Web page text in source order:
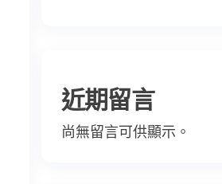
近期留言
尚無留言可供顯示。